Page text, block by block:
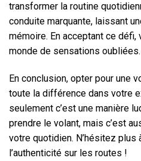
transformer la routine
conduite marquante, laissant
mémoire. En acceptant ce défi,
monde de sensations oubliées.
En conclusion, opter pour une
toute la différence dans votre
seulement c’est une manière
prendre le volant, mais c’est
votre quotidien. N’hésitez plus
l’authenticité sur les routes !